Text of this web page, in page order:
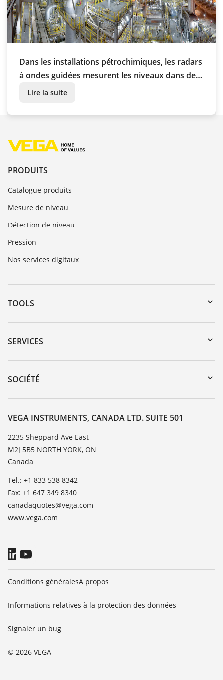
Dans les installations pétrochimiques, les radars
à ondes guidées mesurent les niveaux dans des
conditions climatiques extrêmes
Lire la suite
PRODUITS
Catalogue produits
Mesure de niveau
Détection de niveau
Pression
Nos services digitaux
TOOLS
Téléchargements
Recherche par numéro de série
DTM Collection/PACTware
SERVICES
Retour d'appareil
Service client
Liste des constantes diélectriques
SOCIÉTÉ
À propos de VEGA
Contact
News
Presse
VEGA INSTRUMENTS, CANADA LTD. SUITE 501
2235 Sheppard Ave East
M2J 5B5 NORTH YORK, ON
Canada
Tel.: +1 833 538 8342
Fax: +1 647 349 8340
canadaquotes@vega.com
www.vega.com
© 2026 VEGA
Conditions généralesA propos
Informations relatives à la protection des données
Signaler un bug